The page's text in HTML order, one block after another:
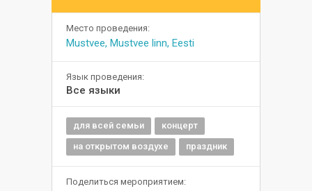
Место проведения:
Mustvee, Mustvee linn, Eesti
Язык проведения:
Все языки
для всей семьи
концерт
на открытом воздухе
праздник
Поделиться мероприятием: